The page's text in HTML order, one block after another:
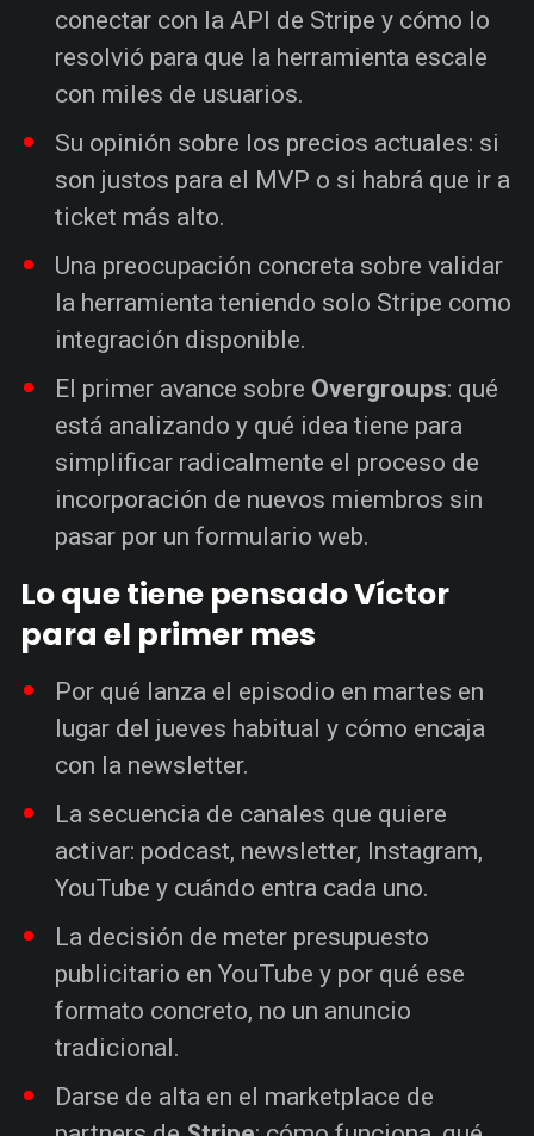
conectar con la API de Stripe y cómo lo
resolvió para que la herramienta escale
con miles de usuarios.
Su opinión sobre los precios actuales: si
son justos para el MVP o si habrá que ir a
ticket más alto.
Una preocupación concreta sobre validar
la herramienta teniendo solo Stripe como
integración disponible.
El primer avance sobre Overgroups: qué
está analizando y qué idea tiene para
simplificar radicalmente el proceso de
incorporación de nuevos miembros sin
pasar por un formulario web.
Lo que tiene pensado Víctor
para el primer mes
Por qué lanza el episodio en martes en
lugar del jueves habitual y cómo encaja
con la newsletter.
La secuencia de canales que quiere
activar: podcast, newsletter, Instagram,
YouTube y cuándo entra cada uno.
La decisión de meter presupuesto
publicitario en YouTube y por qué ese
formato concreto, no un anuncio
tradicional.
Darse de alta en el marketplace de